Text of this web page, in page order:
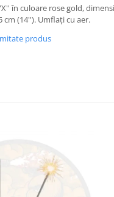
în culoare rose gold,
cm (14''). Umflați cu aer.
produs